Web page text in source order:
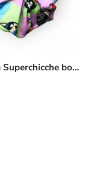
Scrunchie Superchicche boxed